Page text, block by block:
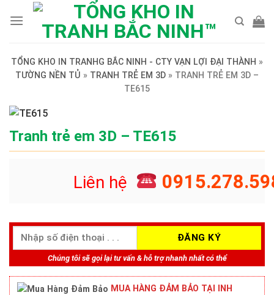
TỔNG KHO IN TRANHG BẮC NINH - CTY VẠN LỢI ĐẠI THÀNH »
TƯỜNG NỀN TỦ » TRANH TRẺ EM 3D » TRANH TRẺ EM 3D –
TE615
Tranh trẻ em 3D – TE615
Liên hệ
Chúng tôi sẽ gọi lại tư vấn & hỗ trợ nhanh nhất có thể
MUA HÀNG ĐẢM BẢO TẠI INH